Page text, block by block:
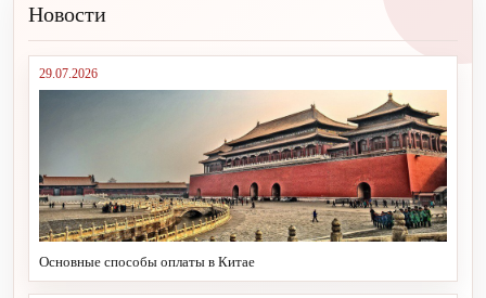
Новости
29.07.2026
Основные способы оплаты в Китае